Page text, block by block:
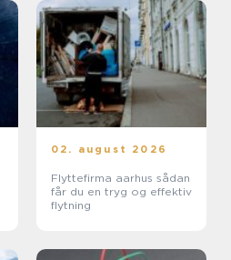
02. august 2026
Flyttefirma aarhus sådan
får du en tryg og effektiv
flytning